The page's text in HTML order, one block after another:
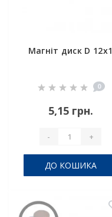
Магніт диск D 12x1
0
5,15 грн.
- +
ДО КОШИКА